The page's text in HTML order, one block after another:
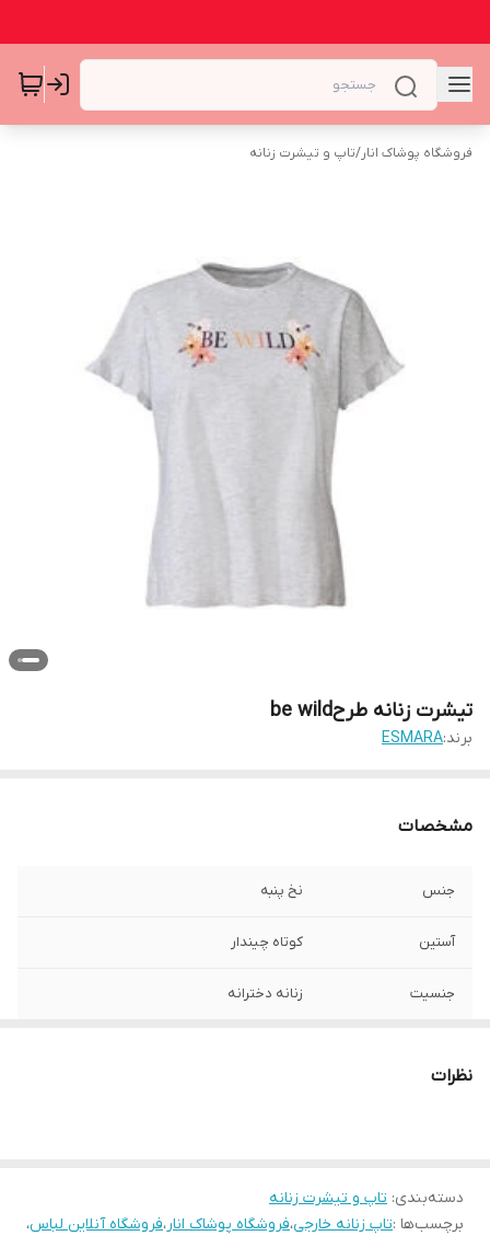
فروشگاه پوشاک انار/تاپ و تیشرت زنانه
تیشرت زنانه طرحbe wild
برند:ESMARA
مشخصات
جنس نخ پنبه
آستین کوتاه چیندار
جنسیت زنانه دخترانه
نظرات
دسته‌بندی: تاپ و تیشرت زنانه
برچسب‌ها :تاپ زنانه خارجی،فروشگاه پوشاک انار،فروشگاه آنلاین لباس،